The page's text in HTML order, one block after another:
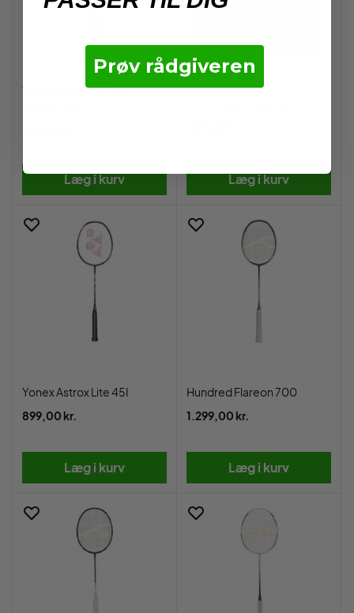
Yonex Astrox 88 Play
Læg i kurv Læg i kurv
Yonex Astrox Lite 45I
899,00 kr.
Læg i kurv
Hundred Flareon 700
1.299,00 kr.
Læg i kurv
Prøv rådgiveren